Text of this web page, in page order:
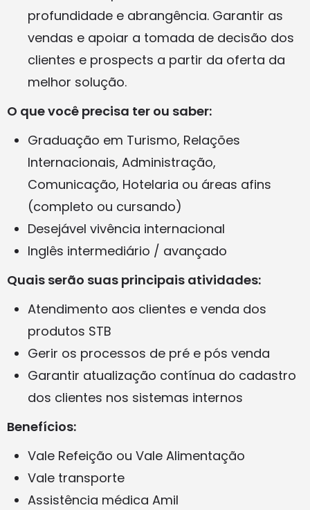
profundidade e abrangência. Garantir as
vendas e apoiar a tomada de decisão dos
clientes e prospects a partir da oferta da
melhor solução.
O que você precisa ter ou saber:
Graduação em Turismo, Relações
Internacionais, Administração,
Comunicação, Hotelaria ou áreas afins
(completo ou cursando)
Desejável vivência internacional
Inglês intermediário / avançado
Quais serão suas principais atividades:
Atendimento aos clientes e venda dos
produtos STB
Gerir os processos de pré e pós venda
Garantir atualização contínua do cadastro
dos clientes nos sistemas internos
Benefícios:
Vale Refeição ou Vale Alimentação
Vale transporte
Assistência médica Amil